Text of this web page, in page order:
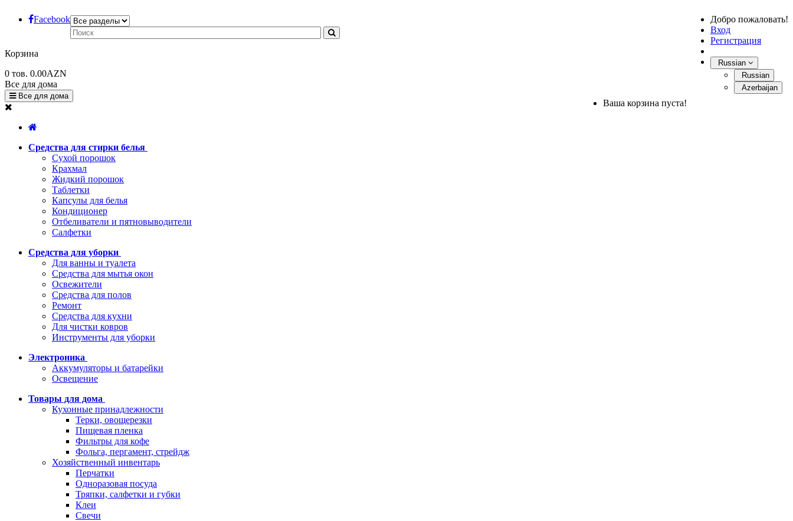
Facebook
Добро пожаловать!
Вход
Регистрация
Russian
Russian
Azerbaijan
Корзина
0 тов. 0.00AZN
Ваша корзина пуста!
Все для дома
Все для дома
Средства для стирки белья
Сухой порошок
Крахмал
Жидкий порошок
Таблетки
Капсулы для белья
Кондиционер
Отбеливатели и пятновыводители
Салфетки
Средства для уборки
Для ванны и туалета
Средства для мытья окон
Освежители
Средства для полов
Ремонт
Средства для кухни
Для чистки ковров
Инструменты для уборки
Электроника
Аккумуляторы и батарейки
Освещение
Товары для дома
Кухонные принадлежности
Терки, овощерезки
Пищевая пленка
Фильтры для кофе
Фольга, пергамент, стрейдж
Хозяйственный инвентарь
Перчатки
Одноразовая посуда
Тряпки, салфетки и губки
Клеи
Свечи